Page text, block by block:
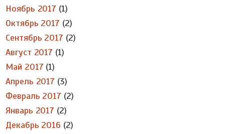
Ноябрь 2017 (1)
Октябрь 2017 (2)
Сентябрь 2017 (2)
Август 2017 (1)
Май 2017 (1)
Апрель 2017 (3)
Февраль 2017 (2)
Январь 2017 (2)
Декабрь 2016 (2)